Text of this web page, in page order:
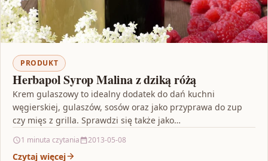
PRODUKT
Herbapol Syrop Malina z dziką różą
Krem gulaszowy to idealny dodatek do dań kuchni
węgierskiej, gulaszów, sosów oraz jako przyprawa do zup
czy mięs z grilla. Sprawdzi się także jako…
1 minuta czytania 2013-05-08
Czytaj więcej